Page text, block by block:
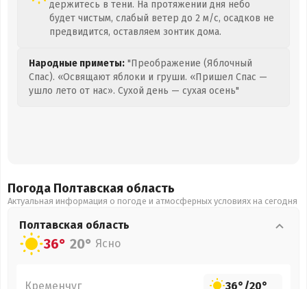
держитесь в тени. На протяжении дня небо
будет чистым, слабый ветер до 2 м/с, осадков не
предвидится, оставляем зонтик дома.
Народные приметы: "Преображение (Яблочный
Спас). «Освящают яблоки и груши. «Пришел Спас —
ушло лето от нас». Сухой день — сухая осень"
Погода Полтавская область
Актуальная информация о погоде и атмосферных условиях на сегодня
Полтавская область
36° 20° Ясно
Кременчуг 36°/20°